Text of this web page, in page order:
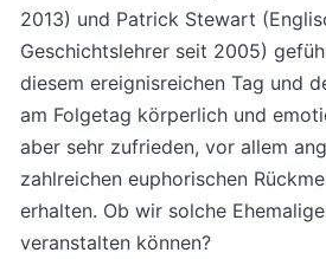
2013) und Patrick Stewart
Geschichtslehrer seit 2005)
diesem ereignisreichen Tag und
am Folgetag körperlich und
aber sehr zufrieden, vor allem
zahlreichen euphorischen
erhalten. Ob wir solche
veranstalten können?